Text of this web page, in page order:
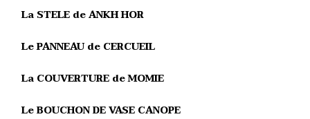
La STELE de ANKH HOR
Le PANNEAU de CERCUEIL
La COUVERTURE de MOMIE
Le BOUCHON DE VASE CANOPE